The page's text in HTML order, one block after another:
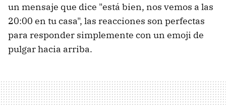
un mensaje que dice "está bien, nos vemos a las
20:00 en tu casa", las reacciones son perfectas
para responder simplemente con un emoji de
pulgar hacia arriba.